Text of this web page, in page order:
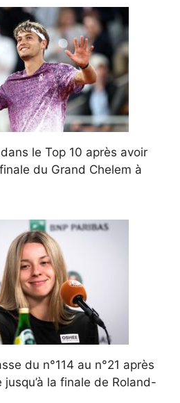
le Top 10 après avoir
du Grand Chelem à
du n°114 au n°21 après
la finale de Roland-